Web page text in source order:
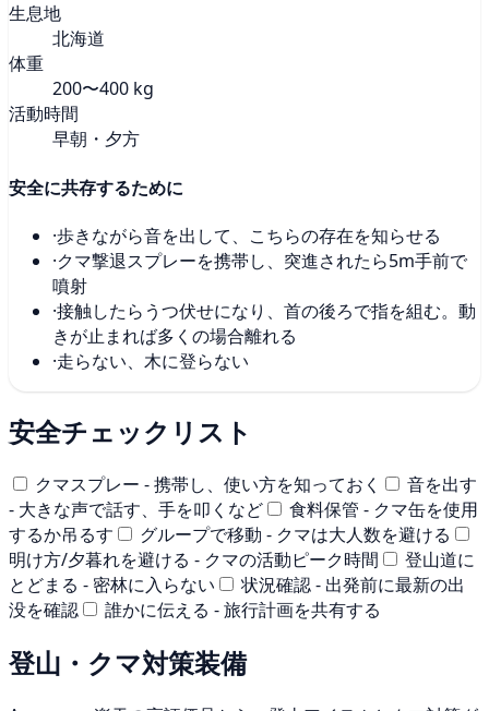
生息地
北海道
体重
200〜400 kg
活動時間
早朝・夕方
安全に共存するために
·歩きながら音を出して、こちらの存在を知らせる
·クマ撃退スプレーを携帯し、突進されたら5m手前で
噴射
·接触したらうつ伏せになり、首の後ろで指を組む。動
きが止まれば多くの場合離れる
·走らない、木に登らない
安全チェックリスト
クマスプレー - 携帯し、使い方を知っておく
音を出す
- 大きな声で話す、手を叩くなど
食料保管 - クマ缶を使用
するか吊るす
グループで移動 - クマは大人数を避ける
明け方/夕暮れを避ける - クマの活動ピーク時間
登山道に
とどまる - 密林に入らない
状況確認 - 出発前に最新の出
没を確認
誰かに伝える - 旅行計画を共有する
登山・クマ対策装備